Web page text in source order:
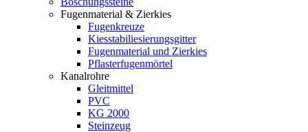
Fugenmaterial & Zierkies
Fugenkreuze
Kiesstabiliesierungsgitter
Fugenmaterial und Zierkies
Pflasterfugenmörtel
Kanalrohre
Gleitmittel
PVC
KG 2000
Steinzeug